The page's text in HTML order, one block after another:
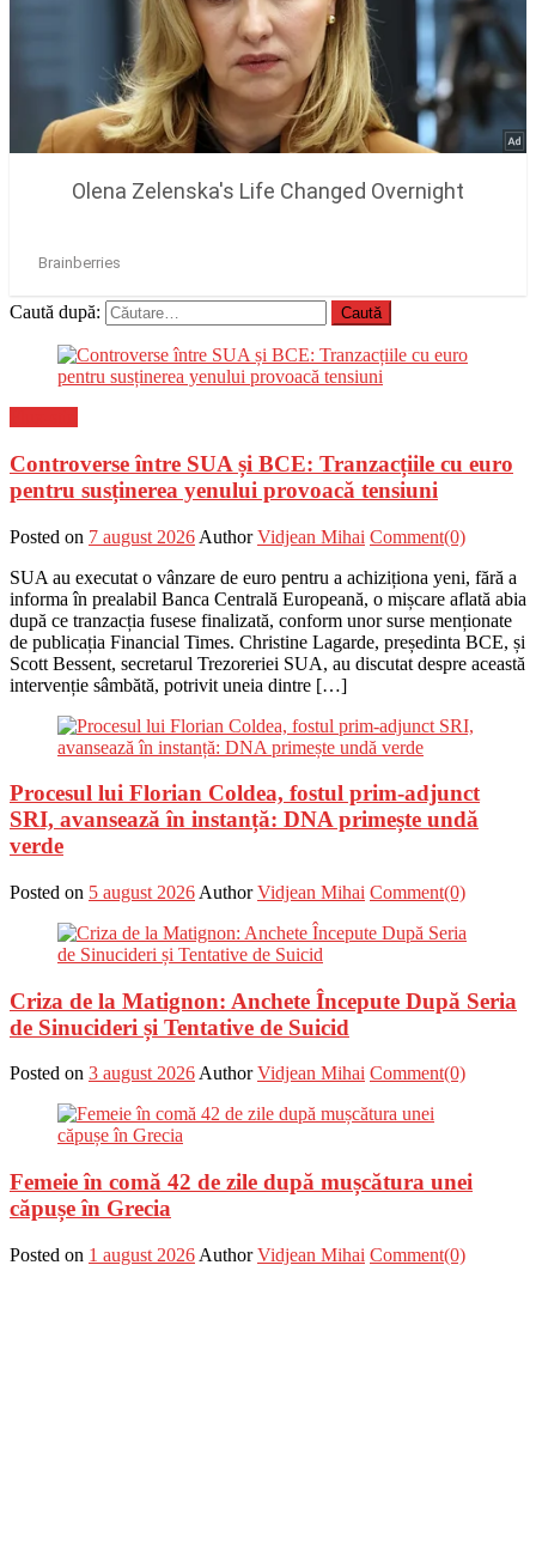
Caută după:
Controverse între SUA și BCE: Tranzacțiile cu euro
pentru susținerea yenului provoacă tensiuni
Posted on 7 august 2026 Author Vidjean Mihai Comment(0)
SUA au executat o vânzare de euro pentru a achiziționa yeni, fără a
informa în prealabil Banca Centrală Europeană, o mișcare aflată abia
după ce tranzacția fusese finalizată, conform unor surse menționate
de publicația Financial Times. Christine Lagarde, președinta BCE, și
Scott Bessent, secretarul Trezoreriei SUA, au discutat despre această
intervenție sâmbătă, potrivit uneia dintre […]
Procesul lui Florian Coldea, fostul prim-adjunct
SRI, avansează în instanță: DNA primește undă
verde
Posted on 5 august 2026 Author Vidjean Mihai Comment(0)
Criza de la Matignon: Anchete Începute După Seria
de Sinucideri și Tentative de Suicid
Posted on 3 august 2026 Author Vidjean Mihai Comment(0)
Femeie în comă 42 de zile după mușcătura unei
căpușe în Grecia
Posted on 1 august 2026 Author Vidjean Mihai Comment(0)